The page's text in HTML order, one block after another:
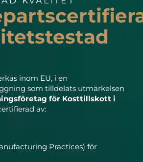
inom EU, i en
som tilldelats utmärkelsen
för Kosttillskott i
av:
Practices) för